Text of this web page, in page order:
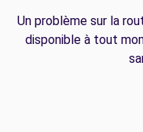
Un problème sur la
disponible à tout